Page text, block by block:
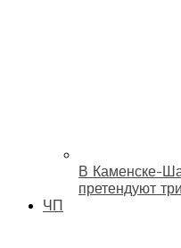
В Каменске-
претендуют
ЧП